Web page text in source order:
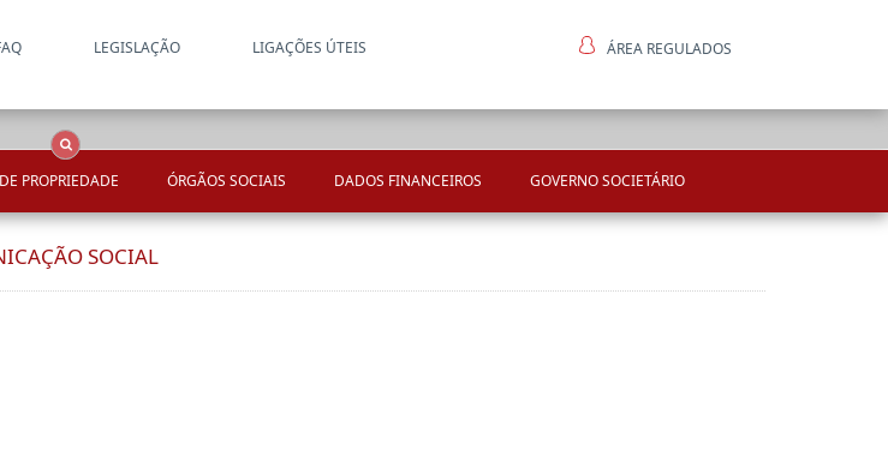
LEGISLAÇÃO LIGAÇÕES ÚTEIS ÁREA REGULADOS
PROPRIEDADE ÓRGÃOS SOCIAIS DADOS FINANCEIROS GOVERNO SOCIETÁRIO
SOCIAL